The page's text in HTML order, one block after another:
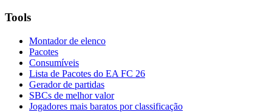
Tools
Montador de elenco
Pacotes
Consumíveis
Lista de Pacotes do EA FC 26
Gerador de partidas
SBCs de melhor valor
Jogadores mais baratos por classificação